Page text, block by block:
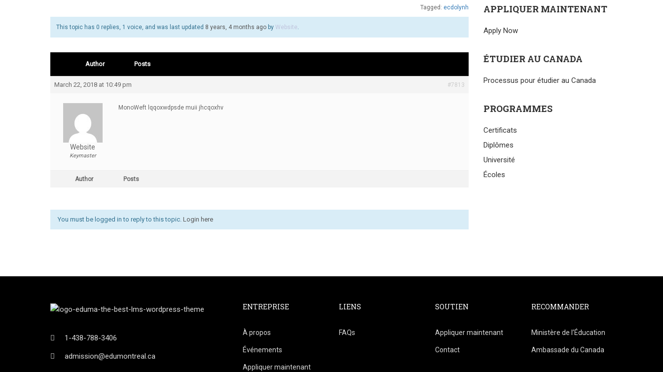
Tagged: ecdolynh
This topic has 0 replies, 1 voice, and was last updated 8 years, 4 months ago by Website.
Author Posts
March 22, 2018 at 10:49 pm #7813
Website
Keymaster
MonoWeft lqqoxwdpsde muii jhcqoxhv
Author Posts
You must be logged in to reply to this topic. Login here
APPLIQUER MAINTENANT
Apply Now
ÉTUDIER AU CANADA
Processus pour étudier au Canada
PROGRAMMES
Certificats
Diplômes
Université
Écoles
1-438-788-3406
admission@edumontreal.ca
ENTREPRISE
À propos
Événements
Appliquer maintenant
LIENS
FAQs
SOUTIEN
Appliquer maintenant
Contact
RECOMMANDER
Ministère de l’Éducation
Ambassade du Canada